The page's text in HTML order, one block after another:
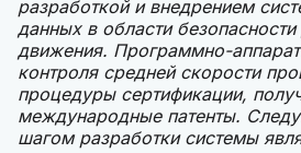
разработкой и внедрением
данных в области
движения. Программно-
контроля средней скорости
процедуры сертификации,
международные патенты.
шагом разработки системы